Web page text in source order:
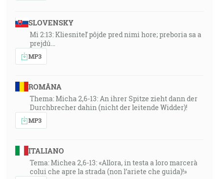
SLOVENSKY
Mi 2:13: Kliesniteľ pôjde pred nimi hore; preboria sa a
prejdú…
MP3
ROMÂNA
Thema: Micha 2,6-13: An ihrer Spitze zieht dann der
Durchbrecher dahin (nicht der leitende Widder)!
MP3
ITALIANO
Tema: Michea 2,6-13: «Allora, in testa a loro marcerà
colui che apre la strada (non l’ariete che guida)!»